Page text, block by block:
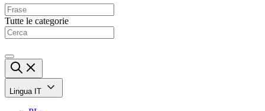
Tutte le categorie
Lingua IT